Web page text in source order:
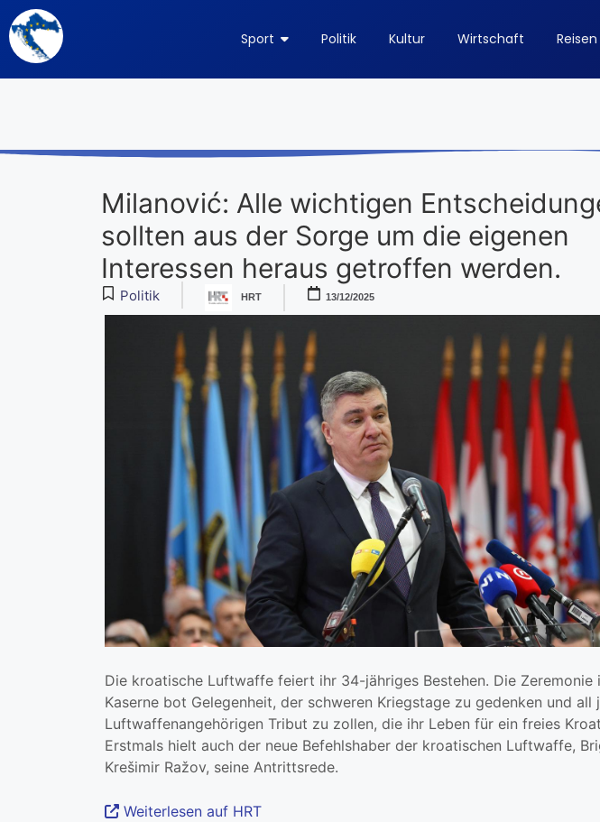
Sport Politik Kultur Wirtschaft Reisen
Milanović: Alle wichtigen
sollten aus der Sorge um die eigenen
Interessen heraus getroffen werden.
Politik HRT 13/12/2025
Die kroatische Luftwaffe feiert ihr 34-jähriges Bestehen. Die Zeremonie
Kaserne bot Gelegenheit, der schweren Kriegstage zu gedenken und all
Luftwaffenangehörigen Tribut zu zollen, die ihr Leben für ein freies
Erstmals hielt auch der neue Befehlshaber der kroatischen Luftwaffe,
Krešimir Ražov, seine Antrittsrede.
Weiterlesen auf HRT